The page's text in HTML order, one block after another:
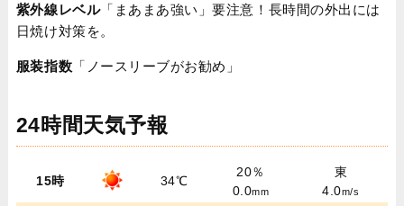
紫外線レベル「まあまあ強い」要注意！長時間の外出には
日焼け対策を。
服装指数 「ノースリーブがお勧め」
24時間天気予報
15時 34℃
20％
0.0mm
東
4.0m/s